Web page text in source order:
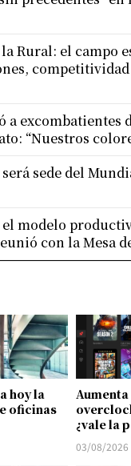
hoy la
oficinas
¿vale la
03/08/2026
Rural: el campo
competitividad
a excombatientes
“Nuestros
sede del
modelo
con la Mesa